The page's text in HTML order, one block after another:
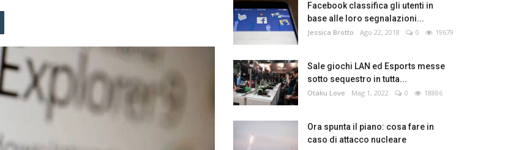
Facebook classifica gli utenti in
base alle loro segnalazioni...
Jessica Brotto Ago 22, 2018 0 19679
Sale giochi LAN ed Esports messe
sotto sequestro in tutta...
Otaku Love Mag 1, 2022 0 18886
Ora spunta il piano: cosa fare in
caso di attacco nucleare